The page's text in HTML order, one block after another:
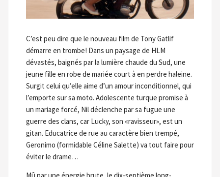
C’est peu dire que le nouveau film de Tony Gatlif
démarre en trombe! Dans un paysage de HLM
dévastés, baignés par la lumière chaude du Sud, une
jeune fille en robe de mariée court à en perdre haleine.
Surgit celui qu’elle aime d’un amour inconditionnel, qui
l’emporte sur sa moto. Adolescente turque promise à
un mariage forcé, Nil déclenche par sa fugue une
guerre des clans, car Lucky, son «ravisseur», est un
gitan. Educatrice de rue au caractère bien trempé,
Geronimo (formidable Céline Salette) va tout faire pour
éviter le drame…